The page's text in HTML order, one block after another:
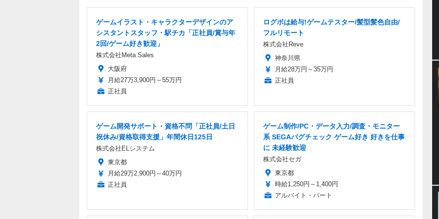
ゲームイラスト・キャラクターデザインのア
シスタントスタッフ・駅チカ「正社員/賞与年
2回/ゲーム好き歓迎」
株式会社Meta Sales
大阪府
月給27万3,900円～55万円
正社員
ログボは給与!ゲームテスター/髪型髪色自由/
フルリモート
株式会社Reve
神奈川県
月給28万円～35万円
正社員
ゲーム開発サポート・資格不問「正社員/土日
祝休み/資格取得支援」年間休日125日
株式会社ELシステム
東京都
月給29万2,900円～40万円
正社員
ゲーム制作/PC・データ入力/調査・モニター
系 SEGAバグチェック ゲーム好き 好きを仕事
に 未経験歓迎
株式会社セガ
東京都
時給1,250円～1,400円
アルバイト・パート